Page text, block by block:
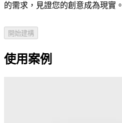
的需求，見證您的創意成為現實。
開始建構
使用案例